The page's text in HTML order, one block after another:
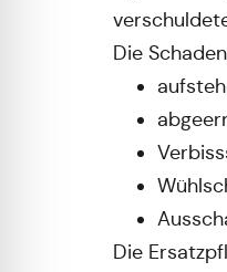
Die
Die